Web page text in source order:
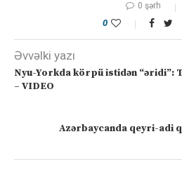
0 şərh
0
Əvvəlki yazı
Nyu-Yorkda körpü istidən “əridi”:
– VIDEO
Azərbaycanda qeyri-adi